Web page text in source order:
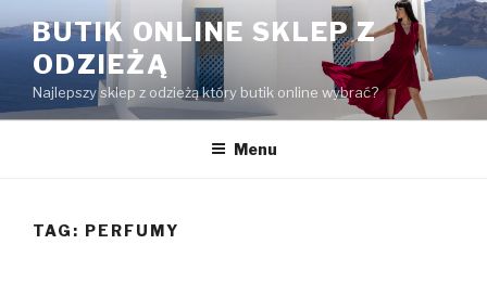
do
treści
BUTIK ONLINE SKLEP Z
ODZIEŻĄ
Najlepszy sklep z odzieżą który butik online wybrać?
Menu
TAG: PERFUMY